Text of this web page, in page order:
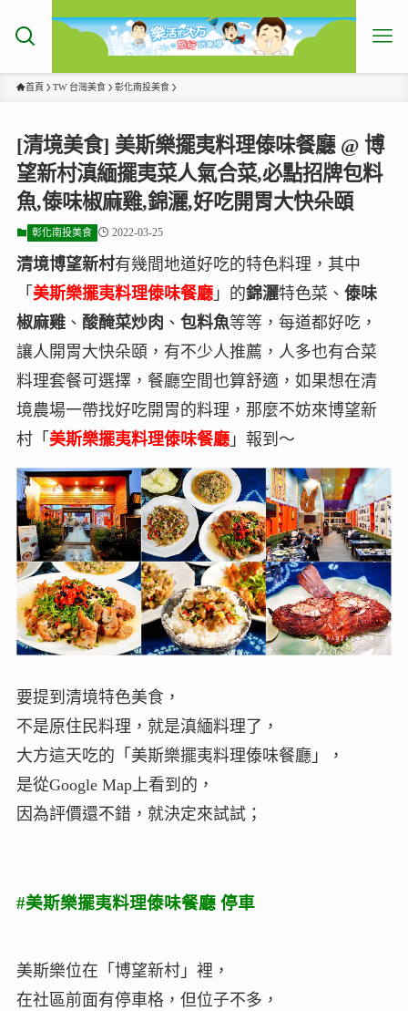
首頁 TW 台灣美食 彰化南投美食
[清境美食] 美斯樂擺夷料理傣味餐廳 @ 博
望新村滇緬擺夷菜人氣合菜,必點招牌包料
魚,傣味椒麻雞,錦灑,好吃開胃大快朵頤
彰化南投美食 2022-03-25
清境博望新村有幾間地道好吃的特色料理，其中
「 美斯樂擺夷料理傣味餐廳」的錦灑特色菜、 傣味
椒麻雞、 酸醃菜炒肉 、 包料魚等等，每道都好吃，
讓人開胃大快朵頤，有不少人推薦，人多也有合菜
料理套餐可選擇，餐廳空間也算舒適，如果想在清
境農場一帶找好吃開胃的料理，那麼不妨來博望新
村「 美斯樂擺夷料理傣味餐廳」報到～
要提到清境特色美食，
不是原住民料理，就是滇緬料理了，
大方這天吃的「美斯樂擺夷料理傣味餐廳」，
是從Google Map上看到的，
因為評價還不錯，就決定來試試；
#美斯樂擺夷料理傣味餐廳 停車
美斯樂位在「博望新村」裡，
在社區前面有停車格，但位子不多，